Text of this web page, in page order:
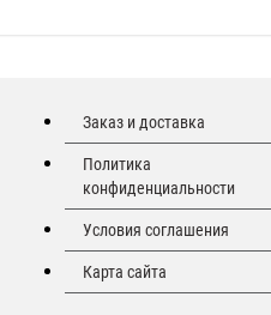
Заказ и доставка
Политика
конфиденциальности
Условия соглашения
Карта сайта